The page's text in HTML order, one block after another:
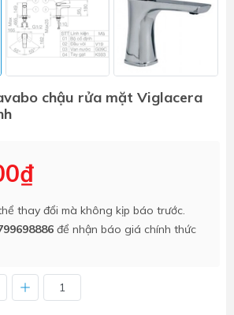
chậu rửa mặt Viglacera
thay đổi mà không kịp báo trước.
để nhận báo giá chính thức